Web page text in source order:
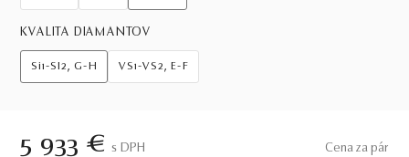
KVALITA DIAMANTOV
Si1-SI2, G-H VS1-VS2, E-F
5 933 € S DPH Cena za pár